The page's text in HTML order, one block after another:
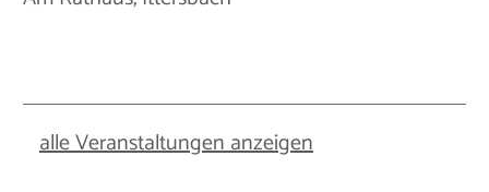
alle Veranstaltungen anzeigen